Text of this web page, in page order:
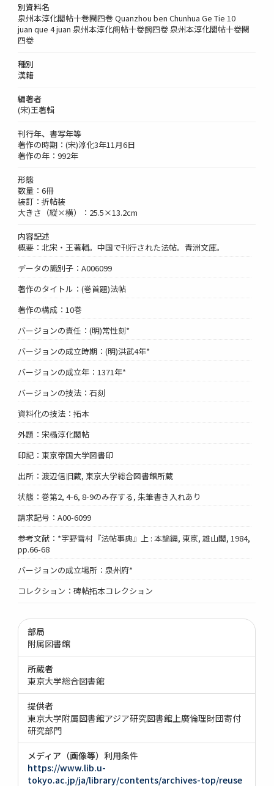
別資料名
泉州本淳化閣帖十巻闕四巻 Quanzhou ben Chunhua Ge Tie 10
juan que 4 juan 泉州本淳化阁帖十卷阙四卷 泉州本淳化閣帖十卷闕
四卷
種別
漢籍
編著者
(宋)王著輯
刊行年、書写年等
著作の時期：(宋)淳化3年11月6日
著作の年：992年
形態
数量：6冊
装訂：折帖装
大きさ（縦×横）：25.5×13.2cm
内容記述
概要：北宋・王著輯。中国で刊行された法帖。青洲文庫。
データの識別子：A006099
著作のタイトル：(巻首題)法帖
著作の構成：10巻
バージョンの責任：(明)常性刻*
バージョンの成立時期：(明)洪武4年*
バージョンの成立年：1371年*
バージョンの技法：石刻
資料化の技法：拓本
外題：宋榻淳化閣帖
印記：東京帝国大学図書印
出所：渡辺信旧蔵, 東京大学総合図書館所蔵
状態：巻第2, 4-6, 8-9のみ存する, 朱筆書き入れあり
請求記号：A00-6099
参考文献：*宇野雪村『法帖事典』上 : 本論編, 東京, 雄山閣, 1984,
pp.66-68
バージョンの成立場所：泉州府*
コレクション：碑帖拓本コレクション
部局
附属図書館
所蔵者
東京大学総合図書館
提供者
東京大学附属図書館アジア研究図書館上廣倫理財団寄付
研究部門
メディア（画像等）利用条件
https://www.lib.u-
tokyo.ac.jp/ja/library/contents/archives-top/reuse